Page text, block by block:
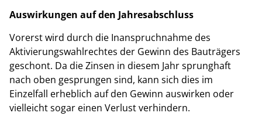
Auswirkungen auf den Jahresabschluss
Vorerst wird durch die Inanspruchnahme des
Aktivierungswahlrechtes der Gewinn des Bauträgers
geschont. Da die Zinsen in diesem Jahr sprunghaft
nach oben gesprungen sind, kann sich dies im
Einzelfall erheblich auf den Gewinn auswirken oder
vielleicht sogar einen Verlust verhindern.